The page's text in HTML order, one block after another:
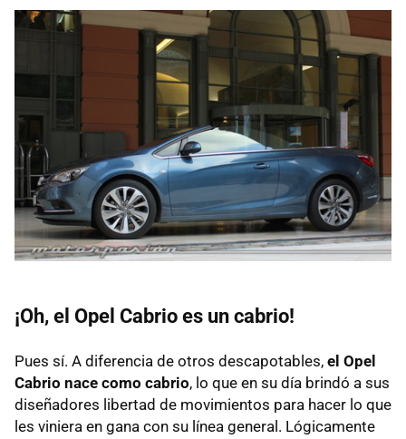
¡Oh, el Opel Cabrio es un cabrio!
Pues sí. A diferencia de otros descapotables, el Opel
Cabrio nace como cabrio, lo que en su día brindó a sus
diseñadores libertad de movimientos para hacer lo que
les viniera en gana con su línea general. Lógicamente